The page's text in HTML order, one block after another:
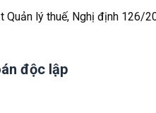
lý thuế, Nghị định 126/
độc lập